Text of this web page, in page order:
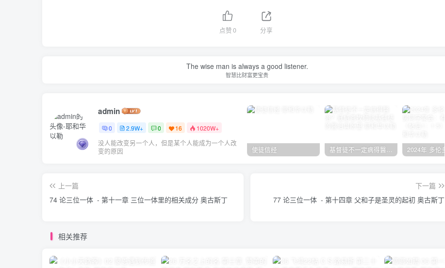
点赞0 分享
The wise man is always a good listener.
智慧比财富更宝贵
admin
0 2.9W+ 0 16 1020W+
没人能改变另一个人，但是某个人能成为一个人改
变的原因
使徒信经
上一篇
74 论三位一体 - 第十一章 三位一体里的相关成分 奥古斯丁
下一篇
77 论三位一体 - 第十四章 父和子是圣灵的起初 奥古斯丁
相关推荐